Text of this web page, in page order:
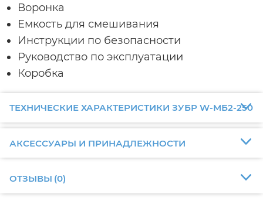
Воронка
Емкость для смешивания
Инструкции по безопасности
Руководство по эксплуатации
Коробка
ТЕХНИЧЕСКИЕ ХАРАКТЕРИСТИКИ ЗУБР W-МБ2-250
АКСЕССУАРЫ И ПРИНАДЛЕЖНОСТИ
ОТЗЫВЫ (0)